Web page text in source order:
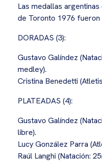
Las medallas
de Toronto 1976 fueron
DORADAS (3):
Gustavo Galíndez
medley).
Cristina Benedetti
PLATEADAS (4):
Gustavo Galíndez
libre).
Lucy González Parra
Raúl Langhi (Natación: